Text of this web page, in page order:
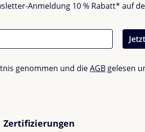
Anmeldung 10 % Rabatt* auf
genommen und dieAGB gelesen
Zertifizierungen